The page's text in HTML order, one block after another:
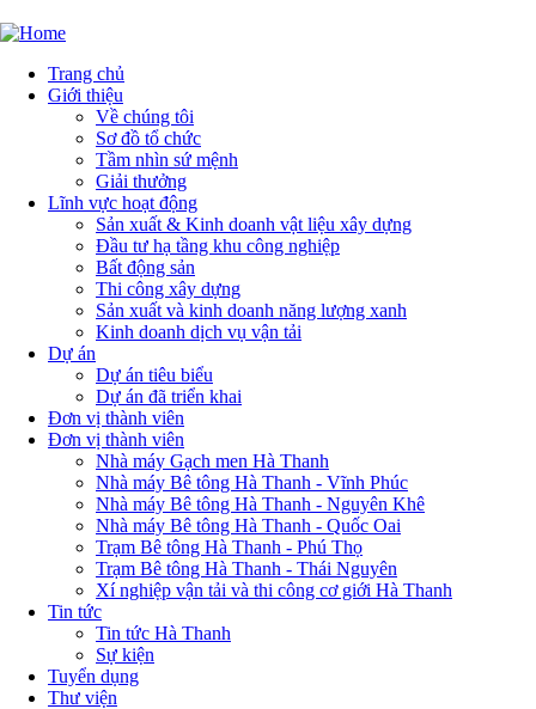
Main
Trang chủ
Giới thiệu
Về chúng tôi
Sơ đồ tổ chức
Tầm nhìn sứ mệnh
Giải thưởng
Lĩnh vực hoạt động
Sản xuất & Kinh doanh vật liệu xây dựng
Đầu tư hạ tầng khu công nghiệp
Bất động sản
Thi công xây dựng
Sản xuất và kinh doanh năng lượng xanh
Kinh doanh dịch vụ vận tải
Dự án
Dự án tiêu biểu
Dự án đã triển khai
Đơn vị thành viên
Đơn vị thành viên
Nhà máy Gạch men Hà Thanh
Nhà máy Bê tông Hà Thanh - Vĩnh Phúc
Nhà máy Bê tông Hà Thanh - Nguyên Khê
Nhà máy Bê tông Hà Thanh - Quốc Oai
Trạm Bê tông Hà Thanh - Phú Thọ
Trạm Bê tông Hà Thanh - Thái Nguyên
Xí nghiệp vận tải và thi công cơ giới Hà Thanh
Tin tức
Tin tức Hà Thanh
Sự kiện
Tuyển dụng
Thư viện